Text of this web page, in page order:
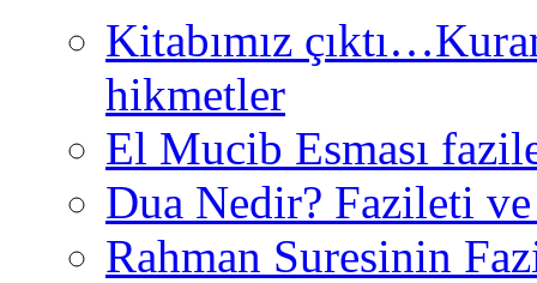
Kitabımız
hikmetler
El Mucib Esması
Dua Nedir? Fazileti
Rahman Suresinin